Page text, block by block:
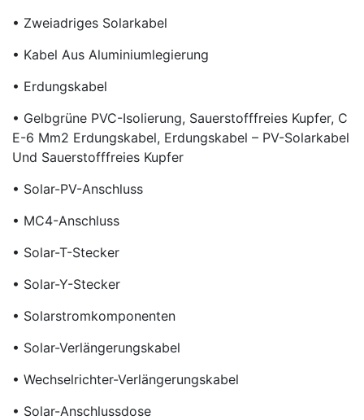
• Zweiadriges Solarkabel
• Kabel Aus Aluminiumlegierung
• Erdungskabel
• Gelbgrüne PVC-Isolierung, Sauerstofffreies Kupfer, C
E-6 Mm2 Erdungskabel, Erdungskabel – PV-Solarkabel
Und Sauerstofffreies Kupfer
• Solar-PV-Anschluss
• MC4-Anschluss
• Solar-T-Stecker
• Solar-Y-Stecker
• Solarstromkomponenten
• Solar-Verlängerungskabel
• Wechselrichter-Verlängerungskabel
• Solar-Anschlussdose